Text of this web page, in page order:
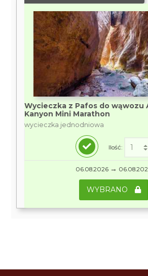
Wycieczka z Pafos do wąwozu
Kanyon Mini Marathon
wycieczka jednodniowa
Ilość:
06.08.2026 →
WYBRANO